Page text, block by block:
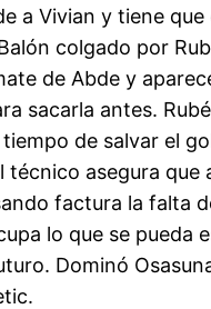
a Vivian y tiene
colgado por
de Abde y
sacarla antes.
de salvar el
técnico asegura que
factura la falta
lo que se pueda
Dominó